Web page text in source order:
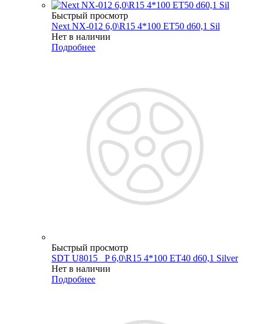
Быстрый просмотр
Next NX-012 6,0\R15 4*100 ET50 d60,1 Sil
Нет в наличии
Подробнее
Быстрый просмотр
SDT U8015 _P 6,0\R15 4*100 ET40 d60,1 Silver
Нет в наличии
Подробнее